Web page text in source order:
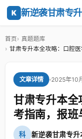
K 新逆袭甘肃专
首页
真题题库
甘肃专升本全攻略：口腔
文章详情 2025年10
甘肃专升本
考指南，报班
科 新逆袭甘肃专升